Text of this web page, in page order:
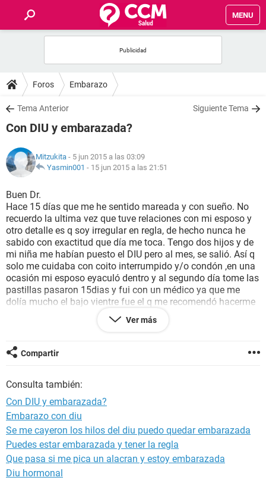
MENU
FOROS
SALUD
NUTRICIÓN
BIENESTAR
SEXUALIDAD
GLOSARIO
Foros Embarazo
Tema Anterior Siguiente Tema
Con DIU y embarazada?
Mitzukita - 5 jun 2015 a las 03:09
Yasmin001 - 15 jun 2015 a las 21:51
Buen Dr.
Hace 15 días que me he sentido mareada y con sueño. No
recuerdo la ultima vez que tuve relaciones con mi esposo y
otro detalle es q soy irregular en regla, de hecho nunca he
sabido con exactitud que día me toca. Tengo dos hijos y de
mi niña me habían puesto el DIU pero al mes, se salió. Así q
solo me cuidaba con coito interrumpido y/o condón ,en una
ocasión mi esposo eyaculó dentro y al segundo día tome las
pastillas pasaron 15dias y fui con un médico ya que me
dolía mucho el bajo vientre fue el q me recomendó hacerme
una prueba y como era de esperarce dio positiva. Ahora
después de 3 años y con el DIU implantado me he sentido de
hace 2 tuve diarrea de un solo día.
Es posible? Que este embarazada?
Ver más
Compartir
Consulta también:
Con DIU y embarazada?
Embarazo con diu
Se me cayeron los hilos del diu puedo quedar embarazada
Puedes estar embarazada y tener la regla
Que pasa si me pica un alacran y estoy embarazada
Diu hormonal